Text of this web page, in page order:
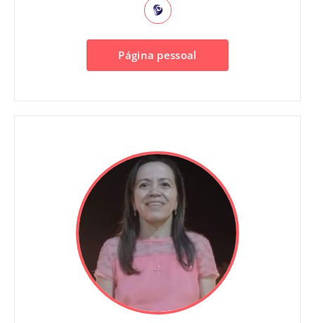
Página pessoal